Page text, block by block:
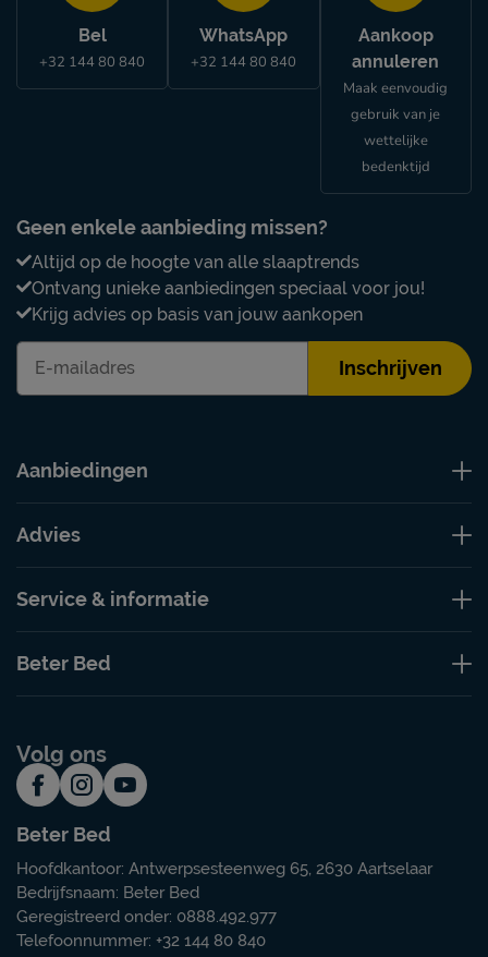
Bel
+32 144 80 840
WhatsApp
+32 144 80 840
Aankoop
annuleren
Maak eenvoudig
gebruik van je
wettelijke
bedenktijd
Geen enkele aanbieding missen?
Altijd op de hoogte van alle slaaptrends
Ontvang unieke aanbiedingen speciaal voor jou!
Krijg advies op basis van jouw aankopen
Inschrijven
Aanbiedingen
Advies
Service & informatie
Beter Bed
Volg ons
Beter Bed
Hoofdkantoor: Antwerpsesteenweg 65, 2630 Aartselaar
Bedrijfsnaam: Beter Bed
Geregistreerd onder: 0888.492.977
Telefoonnummer: +32 144 80 840